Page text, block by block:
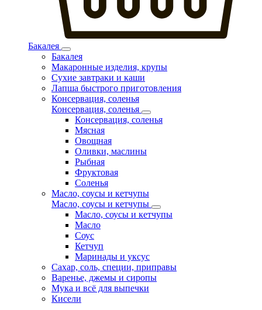
Бакалея
Бакалея
Макаронные изделия, крупы
Сухие завтраки и каши
Лапша быстрого приготовления
Консервация, соленья
Консервация, соленья
Консервация, соленья
Мясная
Овощная
Оливки, маслины
Рыбная
Фруктовая
Соленья
Масло, соусы и кетчупы
Масло, соусы и кетчупы
Масло, соусы и кетчупы
Масло
Соус
Кетчуп
Маринады и уксус
Сахар, соль, специи, приправы
Варенье, джемы и сиропы
Мука и всё для выпечки
Кисели